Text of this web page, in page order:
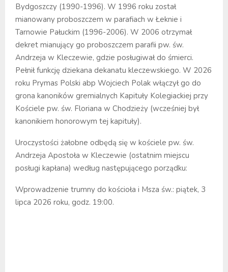
Bydgoszczy (1990-1996). W 1996 roku został
mianowany proboszczem w parafiach w Łeknie i
Tarnowie Pałuckim (1996-2006). W 2006 otrzymał
dekret mianujący go proboszczem parafii pw. św.
Andrzeja w Kleczewie, gdzie posługiwał do śmierci.
Pełnił funkcję dziekana dekanatu kleczewskiego. W 2026
roku Prymas Polski abp Wojciech Polak włączył go do
grona kanoników gremialnych Kapituły Kolegiackiej przy
Kościele pw. św. Floriana w Chodzieży (wcześniej był
kanonikiem honorowym tej kapituły).
Uroczystości żałobne odbędą się w kościele pw. św.
Andrzeja Apostoła w Kleczewie (ostatnim miejscu
posługi kapłana) według następującego porządku:
Wprowadzenie trumny do kościoła i Msza św.: piątek, 3
lipca 2026 roku, godz. 19:00.